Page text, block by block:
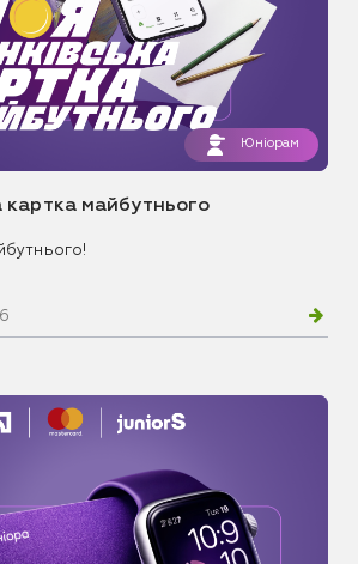
Юніорам
картка майбутнього